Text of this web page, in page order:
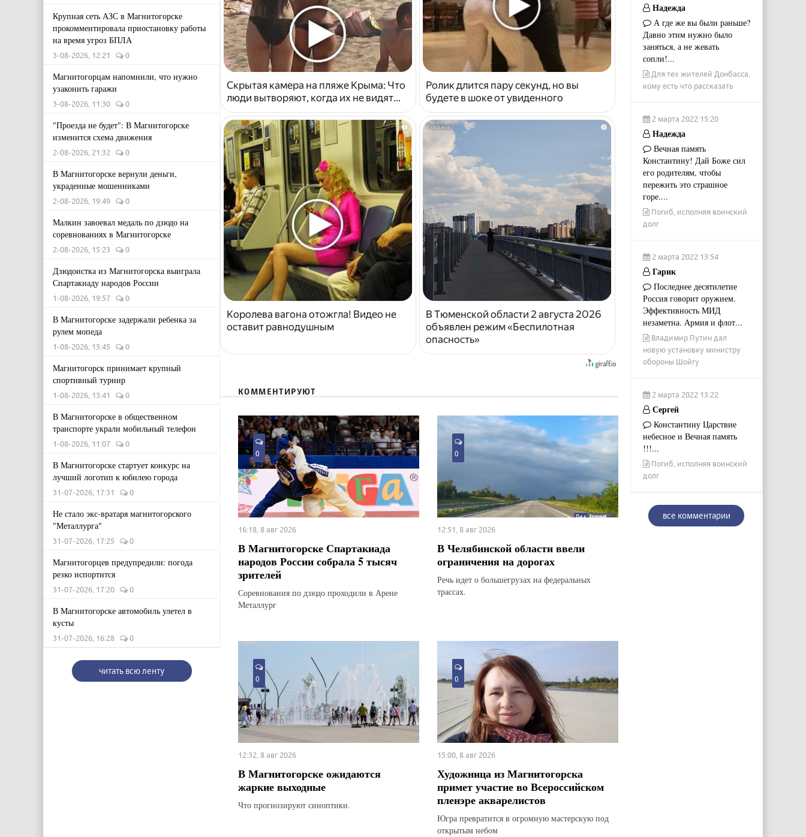
Крупная сеть АЗС в Магнитогорске
прокомментировала приостановку работы
на время угроз БПЛА
3-08-2026, 12:21 0
Магнитогорцам напомнили, что нужно
узаконить гаражи
3-08-2026, 11:30 0
"Проезда не будет": В Магнитогорске
изменится схема движения
2-08-2026, 21:32 0
В Магнитогорске вернули деньги,
украденные мошенниками
2-08-2026, 19:49 0
Малкин завоевал медаль по дзюдо на
соревнованиях в Магнитогорске
2-08-2026, 15:23 0
Дзюдоистка из Магнитогорска выиграла
Спартакиаду народов России
1-08-2026, 19:57 0
В Магнитогорске задержали ребенка за
рулем мопеда
1-08-2026, 15:45 0
Магнитогорск принимает крупный
спортивный турнир
1-08-2026, 13:41 0
В Магнитогорске в общественном
транспорте украли мобильный телефон
1-08-2026, 11:07 0
В Магнитогорске стартует конкурс на
лучший логотип к юбилею города
31-07-2026, 17:31 0
Не стало экс-вратаря магнитогорского
"Металлурга"
31-07-2026, 17:25 0
Магнитогорцев предупредили: погода
резко испортится
31-07-2026, 17:20 0
В Магнитогорске автомобиль улетел в
кусты
31-07-2026, 16:28 0
читать всю ленту
Скрытая камера на пляже Крыма: Что
люди вытворяют, когда их не видят...
Ролик длится пару секунд, но вы
будете в шоке от увиденного
i
Королева вагона отожгла! Видео не
оставит равнодушным
i
В Тюменской области 2 августа 2026
объявлен режим «Беспилотная
опасность»
КОММЕНТИРУЮТ
0
16:18, 8 авг 2026
В Магнитогорске Спартакиада
народов России собрала 5 тысяч
зрителей
Соревнования по дзюдо проходили в Арене
Металлург
0
12:51, 8 авг 2026
В Челябинской области ввели
ограничения на дорогах
Речь идет о большегрузах на федеральных
трассах.
0
12:32, 8 авг 2026
В Магнитогорске ожидаются
жаркие выходные
Что прогнозируют синоптики.
0
15:00, 8 авг 2026
Художница из Магнитогорска
примет участие во Всероссийском
пленэре акварелистов
Югра превратится в огромную мастерскую под
открытым небом
Надежда
А где же вы были раньше?
Давно этим нужно было
заняться, а не жевать
сопли!...
Для тех жителей Донбасса,
кому есть что рассказать
2 марта 2022 15:20
Надежда
Вечная память
Константину! Дай Боже сил
его родителям, чтобы
пережить это страшное
горе....
Погиб, исполняя воинский
долг
2 марта 2022 13:54
Гарик
Последнее десятилетие
Россия говорит оружием.
Эффективность МИД
незаметна. Армия и флот...
Владимир Путин дал
новую установку министру
обороны Шойгу
2 марта 2022 13:22
Сергей
Константину Царствие
небесное и Вечная память
!!!...
Погиб, исполняя воинский
долг
все комментарии